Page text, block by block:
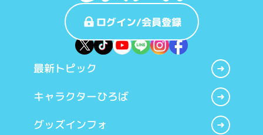
ログイン/会員登録
最新トピック
キャラクターひろば
グッズインフォ